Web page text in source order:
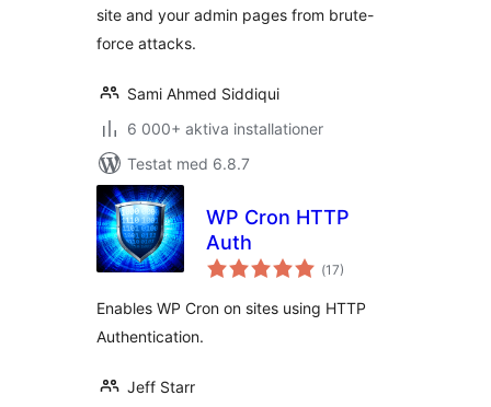
site and your admin pages from brute-
force attacks.
Sami Ahmed Siddiqui
6 000+ aktiva installationer
Testat med 6.8.7
WP Cron HTTP
Auth
(Totalt
antal
17)
Enables WP Cron on sites using HTTP
Authentication.
Jeff Starr